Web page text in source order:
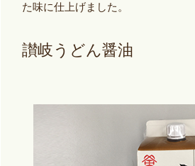
た味に仕上げました。
讃岐うどん醤油